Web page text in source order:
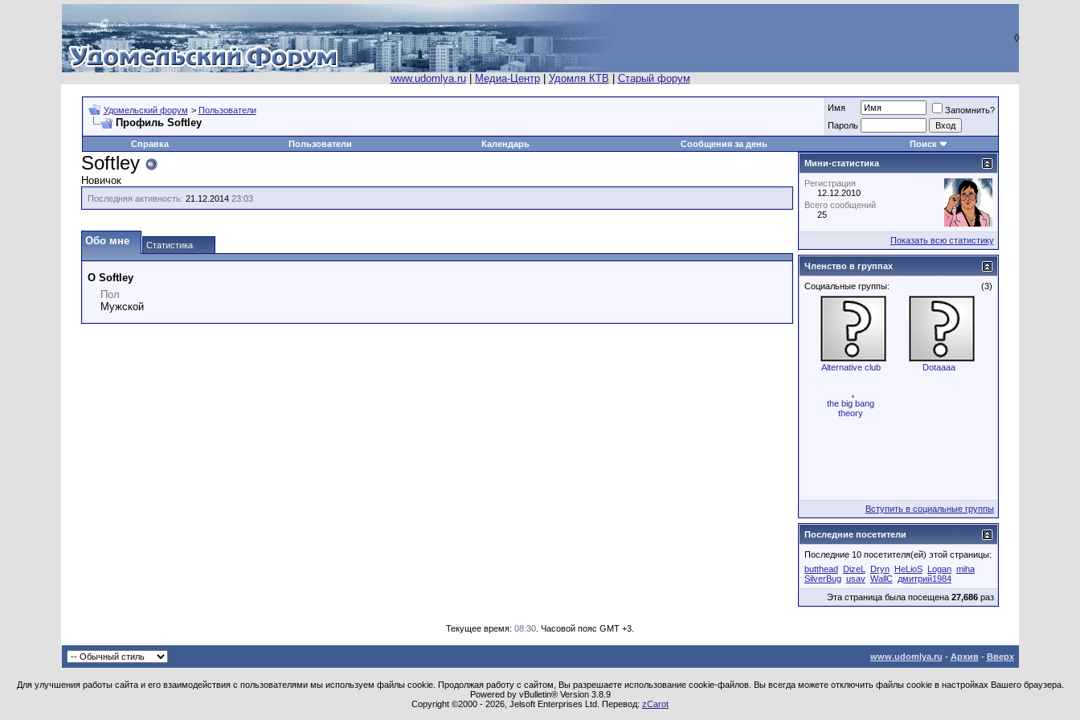
◊
www.udomlya.ru| Медиа-Центр| Удомля КТВ Старый форум
Удомельский форум > Пользователи
Профиль Softley
Имя
Запомнить?
Пароль
Справка
Пользователи Календарь Сообщения за день Поиск
Softley
Новичок
Последняя активность: 21.12.201423:03
Обо мне Статистика
О Softley
Пол
Мужской
Мини-статистика
Регистрация
12.12.2010
Всего сообщений
25
Показать всю статистику
Членство в группах
(3)
Социальные группы:
Alternative club Dotaaaa
the big bang
theory
Вступить в социальные группы
Последние посетители
Последние 10 посетителя(ей) этой страницы:
butthead
DizeL Dryn HeLioS Logan miha
SilverBug usav WallC
дмитрий1984
Эта страница была посещена 27,686раз
Текущее время: 08:30 . Часовой пояс GMT +3.
www.udomlya.ru - Архив- Вверх
Для улучшения работы сайта и его взаимодействия с пользователями мы используем файлы cookie. Продолжая работу с сайтом, Вы разрешаете использование cookie-файлов. Вы всегда можете отключить файлы cookie в настройках Вашего браузера.
Powered by vBulletin® Version 3.8.9
Copyright ©2000 - 2026, Jelsoft Enterprises Ltd. Перевод: zCarot